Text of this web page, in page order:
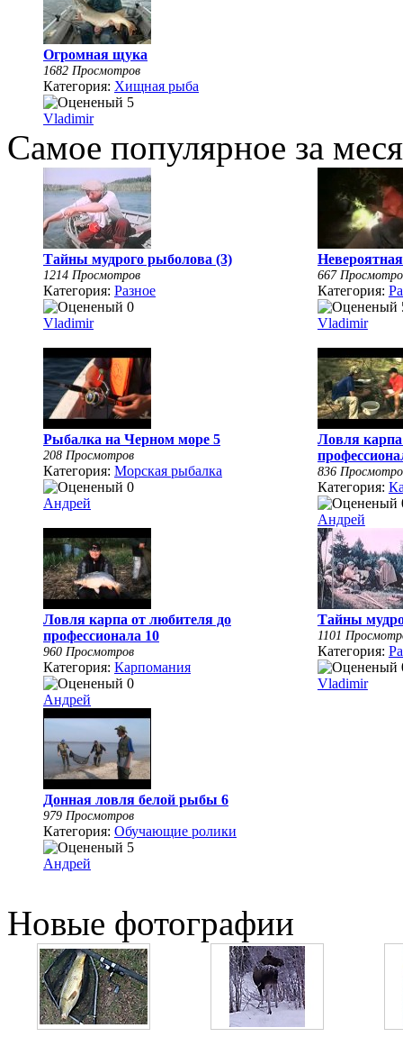
Огромная щука
1682 Просмотров
Категория: Хищная рыба
Vladimir
Самое популярное за
Тайны мудрого рыболова (3)
1214 Просмотров
Категория: Разное
Vladimir
667
Категория:
Vladimir
Рыбалка на Черном море 5
208 Просмотров
Категория: Морская рыбалка
Андрей
Ловля
836
Категория:
Андрей
Ловля карпа от любителя до
профессионала 10
960 Просмотров
Категория: Карпомания
Андрей
Тайны
1101
Категория:
Vladimir
Донная ловля белой рыбы 6
979 Просмотров
Категория: Обучающие ролики
Андрей
Новые фотографии